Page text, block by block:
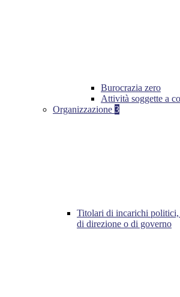
Burocrazia zero
Attività soggette a
Organizzazione 3
Titolari di incarichi politici,
di direzione o di governo